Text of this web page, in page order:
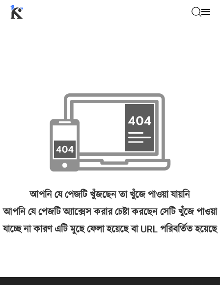
আপনি যে পেজটি খুঁজছেন তা খুঁজে পাওয়া যায়নি
আপনি যে পেজটি অ্যাক্সেস করার চেষ্টা করছেন সেটি খুঁজে পাওয়া
যাচ্ছে না কারণ এটি মুছে ফেলা হয়েছে বা URL পরিবর্তিত হয়েছে